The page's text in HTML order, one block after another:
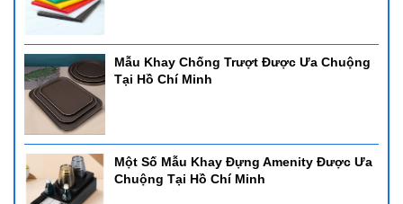
Mẫu Khay Chống Trượt Được Ưa Chuộng
Tại Hồ Chí Minh
Một Số Mẫu Khay Đựng Amenity Được Ưa
Chuộng Tại Hồ Chí Minh